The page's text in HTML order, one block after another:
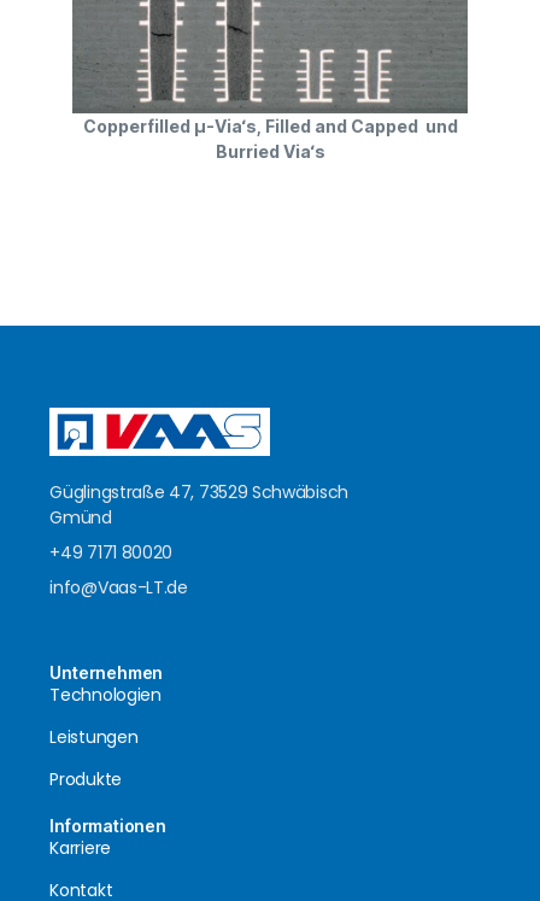
Copperfilled µ-Via‘s, Filled and Capped und
Burried Via‘s
Güglingstraße 47, 73529 Schwäbisch
Gmünd
+49 7171 80020
info@Vaas-LT.de
Unternehmen
Technologien
Leistungen
Produkte
Informationen
Karriere
Kontakt